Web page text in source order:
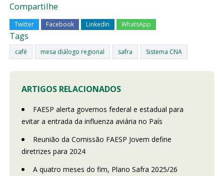
Compartilhe
Twitter Facebook LinkedIn WhatsApp
Tags
café mesa diálogo regional safra Sistema CNA
ARTIGOS RELACIONADOS
FAESP alerta governos federal e estadual para
evitar a entrada da influenza aviária no País
Reunião da Comissão FAESP Jovem define
diretrizes para 2024
A quatro meses do fim, Plano Safra 2025/26